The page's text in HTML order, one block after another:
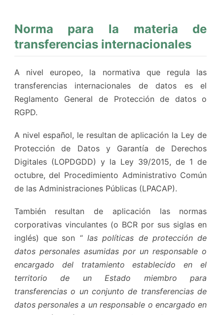
Norma para la materia de
transferencias internacionales
A nivel europeo, la normativa que regula las
transferencias internacionales de datos es el
Reglamento General de Protección de datos o
RGPD.
A nivel español, le resultan de aplicación la Ley de
Protección de Datos y Garantía de Derechos
Digitales (LOPDGDD) y la Ley 39/2015, de 1 de
octubre, del Procedimiento Administrativo Común
de las Administraciones Públicas (LPACAP).
También resultan de aplicación las normas
corporativas vinculantes (o BCR por sus siglas en
inglés) que son “ las políticas de protección de
datos personales asumidas por un responsable o
encargado del tratamiento establecido en el
territorio de un Estado miembro para
transferencias o un conjunto de transferencias de
datos personales a un responsable o encargado en